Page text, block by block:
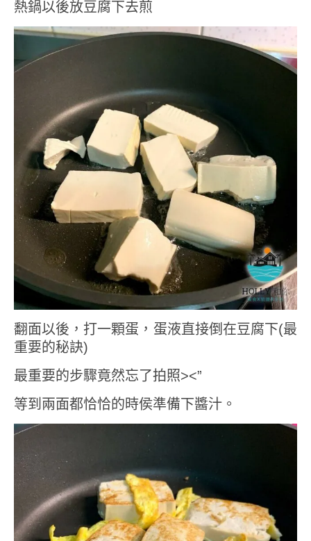
熱鍋以後放豆腐下去煎
翻面以後，打一顆蛋，蛋液直接倒在豆腐下(最
重要的秘訣)
最重要的步驟竟然忘了拍照><”
等到兩面都恰恰的時侯準備下醬汁。